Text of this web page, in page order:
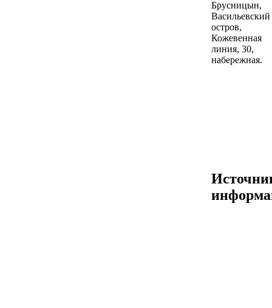
Брусницын,
Васильевский
остров,
Кожевенная
линия, 30,
набережная.